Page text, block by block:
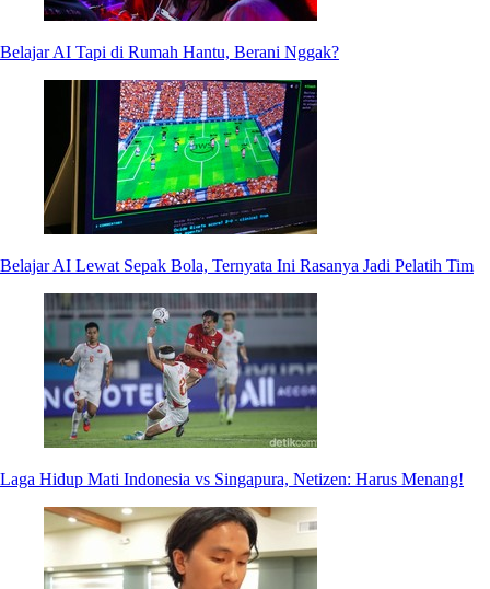
Belajar AI Tapi di Rumah Hantu, Berani Nggak?
Belajar AI Lewat Sepak Bola, Ternyata Ini Rasanya Jadi Pelatih Tim
Laga Hidup Mati Indonesia vs Singapura, Netizen: Harus Menang!